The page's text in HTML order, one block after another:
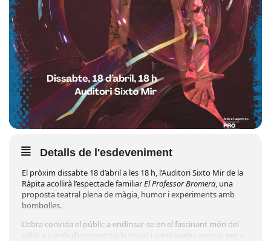
Detalls de l'esdeveniment
El pròxim dissabte 18 d’abril a les 18 h, l’Auditori Sixto Mir de la
Ràpita acollirà l’espectacle familiarEl Professor Bromera, una
proposta teatral plena de màgia, humor i experiments amb
bombolles.
L’obra convida el públic a endinsar-se en el fascinant món del
sabó a través d’un espectacle visual i participatiu, pensat per a